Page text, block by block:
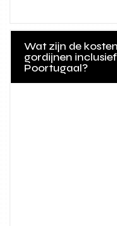
Wat zijn de
gordijnen
Poortugaal?